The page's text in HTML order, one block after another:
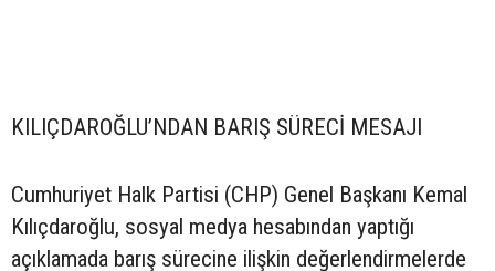
KILIÇDAROĞLU’NDAN BARIŞ SÜRECİ MESAJI
Cumhuriyet Halk Partisi (CHP) Genel Başkanı Kemal
Kılıçdaroğlu, sosyal medya hesabından yaptığı
açıklamada barış sürecine ilişkin değerlendirmelerde